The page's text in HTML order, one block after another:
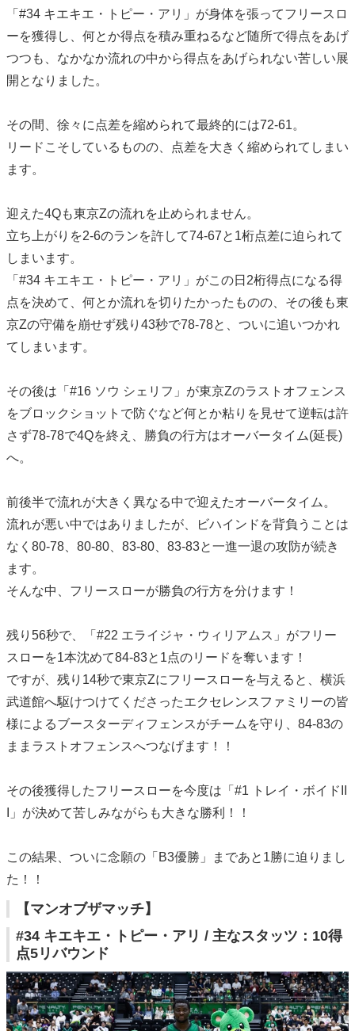
「#34 キエキエ・トピー・アリ」が身体を張ってフリースロ
ーを獲得し、何とか得点を積み重ねるなど随所で得点をあげ
つつも、なかなか流れの中から得点をあげられない苦しい展
開となりました。
その間、徐々に点差を縮められて最終的には72-61。
リードこそしているものの、点差を大きく縮められてしまい
ます。
迎えた4Qも東京Zの流れを止められません。
立ち上がりを2-6のランを許して74-67と1桁点差に迫られて
しまいます。
「#34 キエキエ・トピー・アリ」がこの日2桁得点になる得
点を決めて、何とか流れを切りたかったものの、その後も東
京Zの守備を崩せず残り43秒で78-78と、ついに追いつかれ
てしまいます。
その後は「#16 ソウ シェリフ」が東京Zのラストオフェンス
をブロックショットで防ぐなど何とか粘りを見せて逆転は許
さず78-78で4Qを終え、勝負の行方はオーバータイム(延長)
へ。
前後半で流れが大きく異なる中で迎えたオーバータイム。
流れが悪い中ではありましたが、ビハインドを背負うことは
なく80-78、80-80、83-80、83-83と一進一退の攻防が続き
ます。
そんな中、フリースローが勝負の行方を分けます！
残り56秒で、「#22 エライジャ・ウィリアムス」がフリー
スローを1本沈めて84-83と1点のリードを奪います！
ですが、残り14秒で東京Zにフリースローを与えると、横浜
武道館へ駆けつけてくださったエクセレンスファミリーの皆
様によるブースターディフェンスがチームを守り、84-83の
ままラストオフェンスへつなげます！！
その後獲得したフリースローを今度は「#1 トレイ・ボイドII
I」が決めて苦しみながらも大きな勝利！！
この結果、ついに念願の「B3優勝」まであと1勝に迫りまし
た！！
【マンオブザマッチ】
#34 キエキエ・トピー・アリ / 主なスタッツ：10得
点5リバウンド